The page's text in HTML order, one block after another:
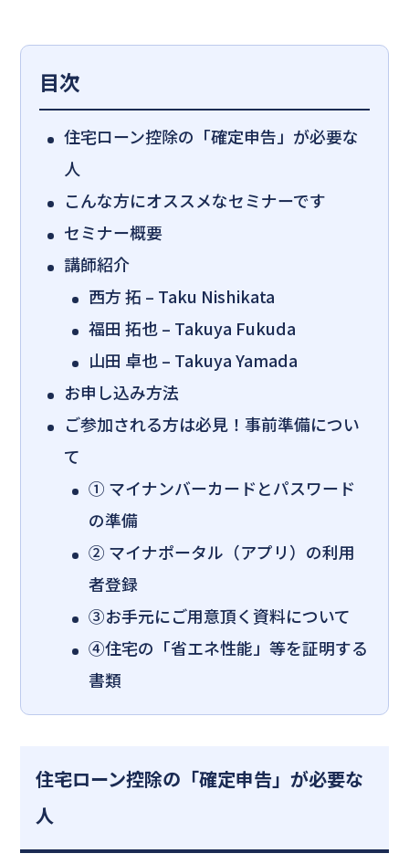
目次
住宅ローン控除の「確定申告」が必要な
人
こんな方にオススメなセミナーです
セミナー概要
講師紹介
西方 拓 – Taku Nishikata
福田 拓也 – Takuya Fukuda
山田 卓也 – Takuya Yamada
お申し込み方法
ご参加される方は必見！事前準備につい
て
① マイナンバーカードとパスワード
の準備
② マイナポータル（アプリ）の利用
者登録
③お手元にご用意頂く資料について
④住宅の「省エネ性能」等を証明する
書類
住宅ローン控除の「確定申告」が必要な
人